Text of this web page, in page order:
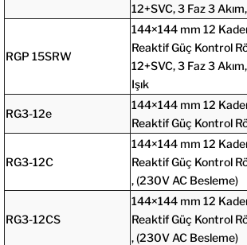
12+SVC, 3 Faz 3 Akım,
RGP 15SRW
144×144 mm 12
Reaktif Güç Kontrol
12+SVC, 3 Faz 3
Işık
RG3-12e
144×144 mm 12
Reaktif Güç Kontrol
RG3-12C
144×144 mm 12
Reaktif Güç Kontrol
,(230V AC Besleme)
RG3-12CS
144×144 mm 12
Reaktif Güç Kontrol
,(230V AC Besleme)